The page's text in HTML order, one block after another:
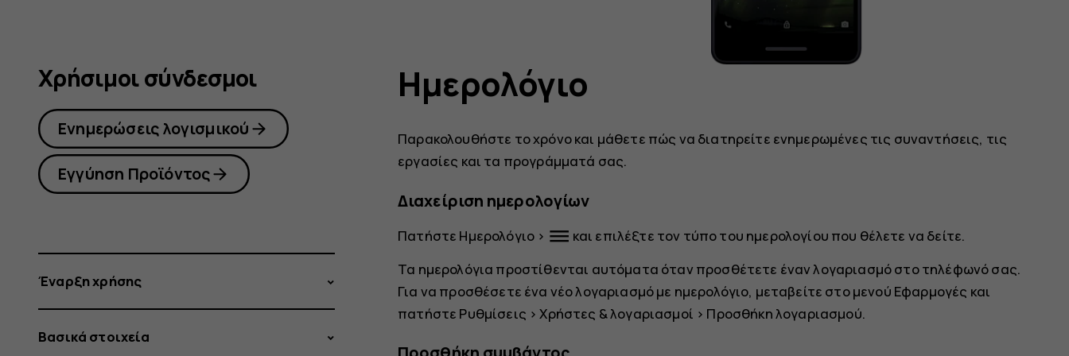
Ημερολόγιο
Παρακολουθήστε το χρόνο και μάθετε πώς να διατηρείτε ενημερωμένες τις συναντήσεις, τις
εργασίες και τα προγράμματά σας.
Διαχείριση ημερολογίων
Πατήστε Ημερολόγιο > dehaze και επιλέξτε τον τύπο του ημερολογίου που θέλετε να δείτε.
Τα ημερολόγια προστίθενται αυτόματα όταν προσθέτετε έναν λογαριασμό στο τηλέφωνό σας.
Για να προσθέσετε ένα νέο λογαριασμό με ημερολόγιο, μεταβείτε στο μενού Εφαρμογές και
πατήστε Ρυθμίσεις >Χρήστες & λογαριασμοί > Προσθήκη λογαριασμού.
Χρήσιμοι σύνδεσμοι
Ενημερώσεις λογισμικού
Εγγύηση Προϊόντος
Έναρξη χρήσης
Βασικά στοιχεία